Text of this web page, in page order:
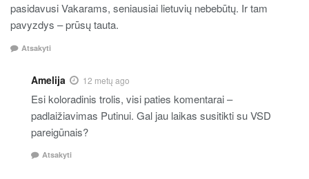
pasidavusi Vakarams, seniausiai lietuvių nebebūtų. Ir tam
pavyzdys – prūsų tauta.
Atsakyti
Amelija 12 metų ago
Esi koloradinis trolis, visi paties komentarai –
padlaižiavimas Putinui. Gal jau laikas susitikti su VSD
pareigūnais?
Atsakyti